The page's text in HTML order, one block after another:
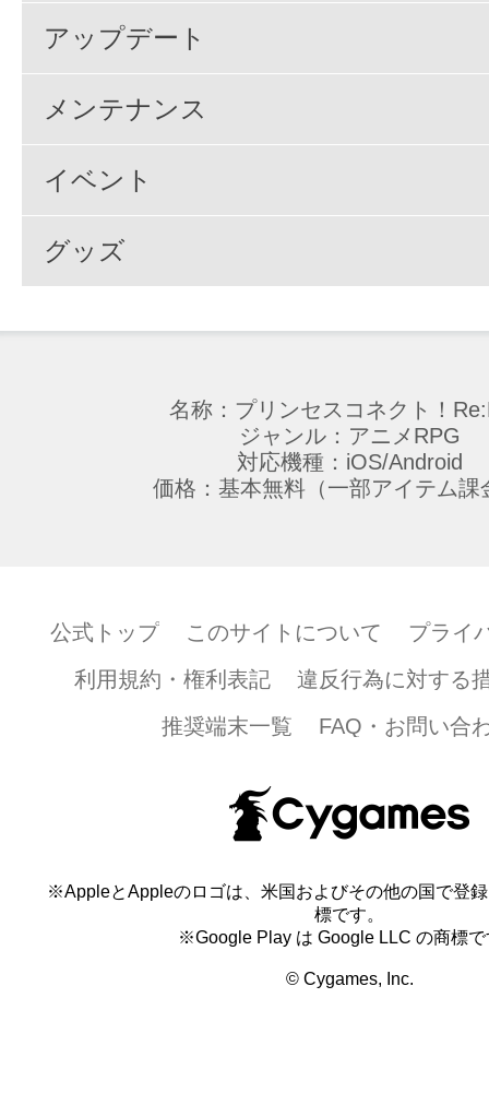
アップデート
メンテナンス
イベント
グッズ
名称：プリンセスコネクト！
ジャンル：アニメRPG
対応機種：iOS/Android
価格：基本無料（一部アイテム課
公式トップ このサイトについて
プライ
利用規約・権利表記
違反行為に対する
推奨端末一覧
FAQ・お問い合
※AppleとAppleのロゴは、米国およびその他の国で登
標です。
※Google Play は Google LLC の商標で
© Cygames, Inc.